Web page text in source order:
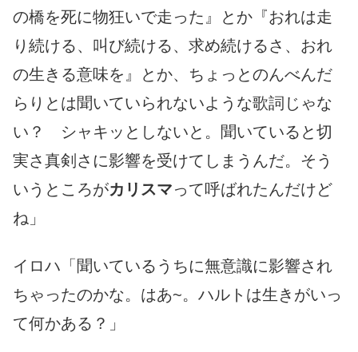
の橋を死に物狂いで走った』とか『おれは走
り続ける、叫び続ける、求め続けるさ、おれ
の生きる意味を』とか、ちょっとのんべんだ
らりとは聞いていられないような歌詞じゃな
い？ シャキッとしないと。聞いていると切
実さ真剣さに影響を受けてしまうんだ。そう
いうところがカリスマって呼ばれたんだけど
ね」
イロハ「聞いているうちに無意識に影響され
ちゃったのかな。はあ~。ハルトは生きがいっ
て何かある？」